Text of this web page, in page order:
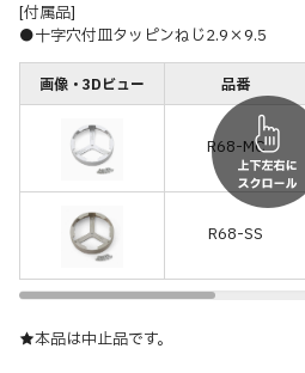
[付属品]
●十字穴付皿タッピンねじ2.9×9.5
画像・3Dビュー 品番
R68-MC
R68-SS
★本品は中止品です。